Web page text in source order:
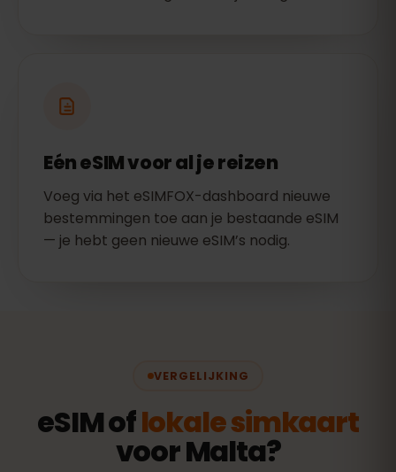
Eén eSIM voor al je reizen
Voeg via het eSIMFOX-dashboard nieuwe
bestemmingen toe aan je bestaande eSIM
— je hebt geen nieuwe eSIM’s nodig.
VERGELIJKING
eSIM oflokale simkaart
voor Malta?